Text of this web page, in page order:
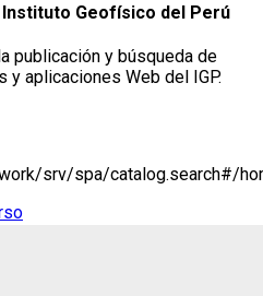
Geofísico del Perú
publicación y búsqueda de
aplicaciones Web del IGP.
srv/spa/catalog.search#/